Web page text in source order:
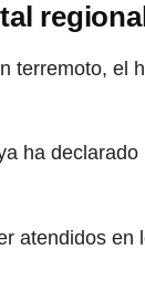
terremoto, el
ha
atendidos